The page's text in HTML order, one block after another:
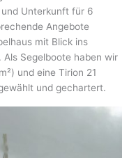
Unterkunft für 6
Angebote
mit Blick ins
Segelboote haben wir
und eine Tirion 21
und gechartert.